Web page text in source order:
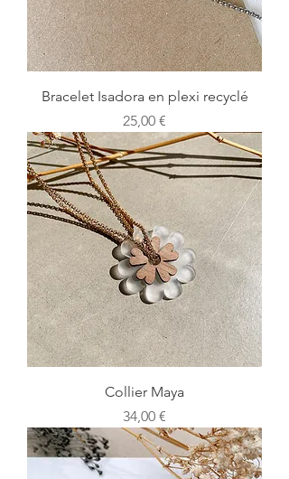
Bracelet Isadora en plexi recyclé
Prix
25,00 €
Collier Maya
Prix
34,00 €